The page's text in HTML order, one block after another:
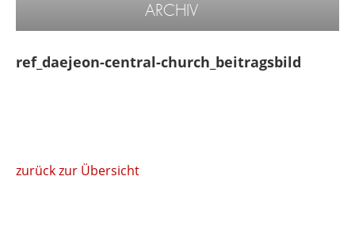
ARCHIV
ref_daejeon-central-church_beitragsbild
zurück zur Übersicht